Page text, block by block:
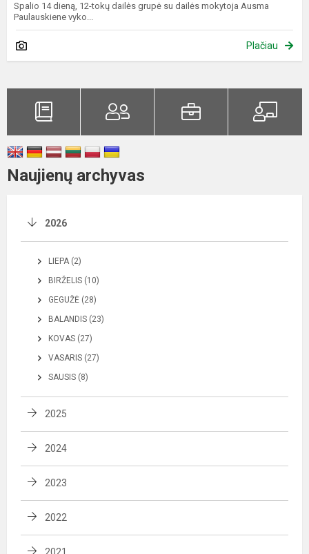
Spalio 14 dieną, 12-tokų dailės grupė su dailės mokytoja Ausma
Paulauskiene vyko...
Plačiau
Naujienų archyvas
2026
LIEPA (2)
BIRŽELIS (10)
GEGUŽĖ (28)
BALANDIS (23)
KOVAS (27)
VASARIS (27)
SAUSIS (8)
2025
2024
2023
2022